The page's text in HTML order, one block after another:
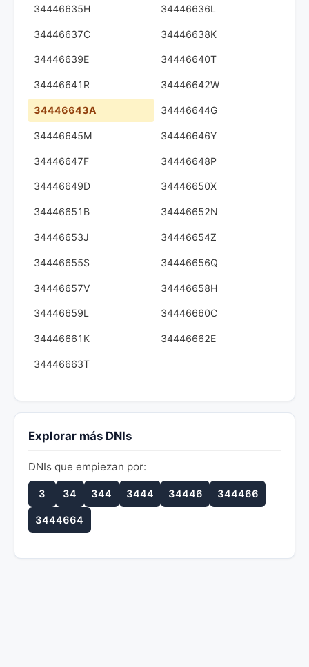
34446635H 34446636L
34446637C 34446638K
34446639E 34446640T
34446641R 34446642W
34446643A 34446644G
34446645M 34446646Y
34446647F 34446648P
34446649D 34446650X
34446651B 34446652N
34446653J 34446654Z
34446655S 34446656Q
34446657V 34446658H
34446659L 34446660C
34446661K 34446662E
34446663T
Explorar más DNIs
DNIs que empiezan por:
3 34 344 3444 34446 344466
3444664